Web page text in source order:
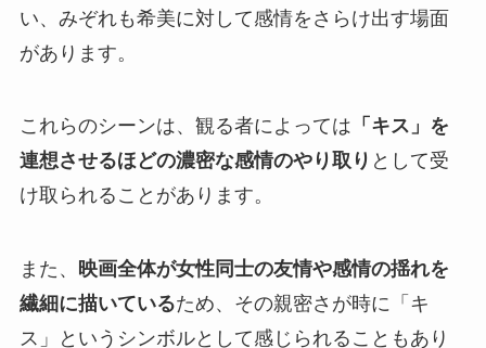
い、みぞれも希美に対して感情をさらけ出す場面
があります。
これらのシーンは、観る者によっては 「キス」を
連想させるほどの濃密な感情のやり取り として受
け取られることがあります。
また、 映画全体が女性同士の友情や感情の揺れを
繊細に描いているため、その親密さが時に「キ
ス」というシンボルとして感じられることもあり